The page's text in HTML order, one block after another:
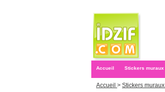
Accueil Stickers muraux
Accueil > Stickers muraux